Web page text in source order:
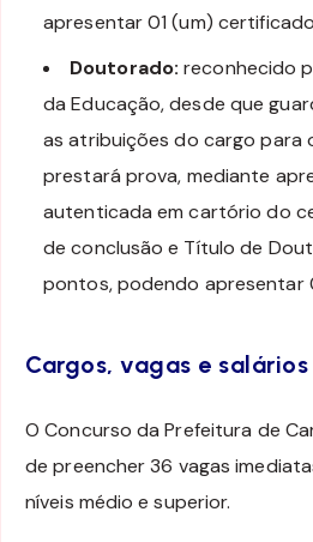
apresentar 01 (um)
Doutorado: reconhecido
da Educação, desde que
as atribuições do cargo para
prestará prova, mediante
autenticada em cartório do
de conclusão e Título de
pontos, podendo apresentar
Cargos, vagas e salários
O Concurso da Prefeitura de
de preencher 36 vagas
níveis médio e superior.